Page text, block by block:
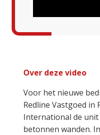
Over deze video
Voor het nieuwe
Redline Vastgoed in
International de
betonnen wanden.